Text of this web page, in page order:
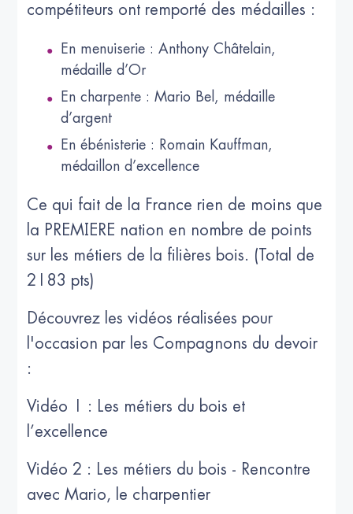
compétiteurs ont remporté des médailles :
En menuiserie : Anthony Châtelain,
médaille d’Or
En charpente : Mario Bel, médaille
d’argent
En ébénisterie : Romain Kauffman,
médaillon d’excellence
Ce qui fait de la France rien de moins que
la PREMIERE nation en nombre de points
sur les métiers de la filières bois. (Total de
2183 pts)
Découvrez les vidéos réalisées pour
l'occasion par les Compagnons du devoir
:
Vidéo 1 : Les métiers du bois et
l’excellence
Vidéo 2 : Les métiers du bois - Rencontre
avec Mario, le charpentier